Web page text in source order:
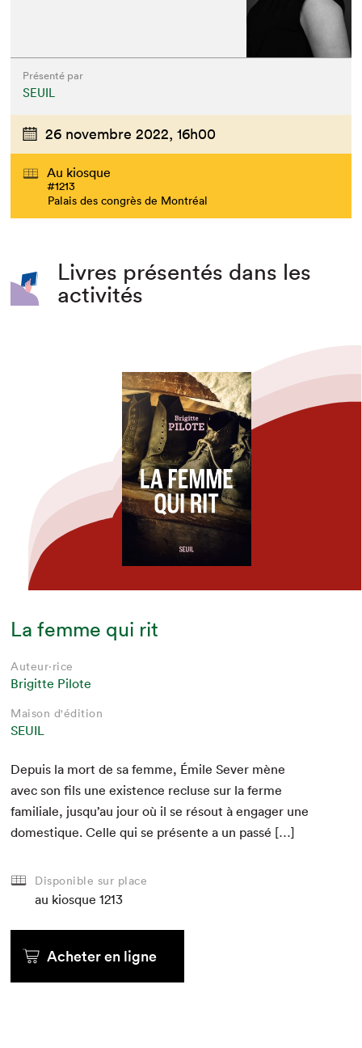
Présenté par
SEUIL
26 novembre 2022, 16h00
Au kiosque
#1213
Palais des congrès de Montréal
Livres présentés dans les
activités
La femme qui rit
Auteur·rice
Brigitte Pilote
Maison d'édition
SEUIL
Depuis la mort de sa femme, Émile Sev­er mène
avec son fils une exis­tence recluse sur la ferme
famil­iale, jusqu’au jour où il se résout à engager une
domes­tique. Celle qui se présente a un passé […]
Disponible sur place
au kiosque 1213
Acheter en ligne